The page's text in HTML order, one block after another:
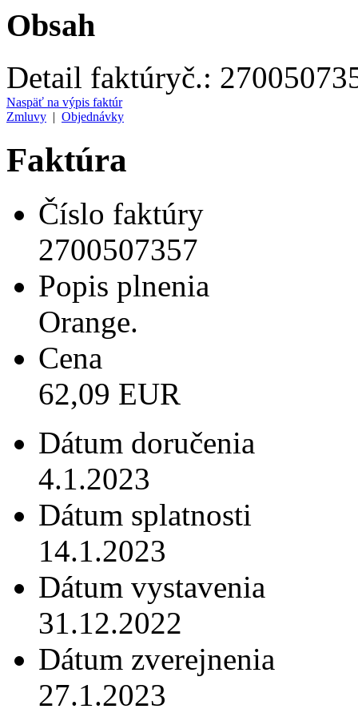
Obsah
Detail faktúryč.:
Naspäť na výpis faktúr
Zmluvy | Objednávky
Faktúra
Číslo faktúry
2700507357
Popis plnenia
Orange.
Cena
62,09 EUR
Dátum doručenia
4.1.2023
Dátum splatnosti
14.1.2023
Dátum vystavenia
31.12.2022
Dátum zverejnenia
27.1.2023